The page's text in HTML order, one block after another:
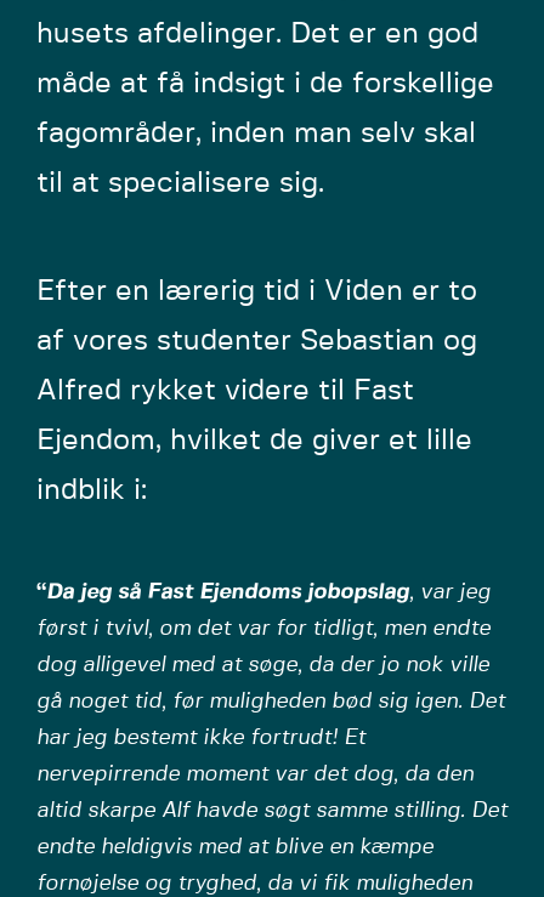
husets afdelinger. Det er en god
måde at få indsigt i de forskellige
fagområder, inden man selv skal
til at specialisere sig.
Efter en lærerig tid i Viden er to
af vores studenter Sebastian og
Alfred rykket videre til Fast
Ejendom, hvilket de giver et lille
indblik i:
“Da jeg så Fast Ejendoms jobopslag, var jeg
først i tvivl, om det var for tidligt, men endte
dog alligevel med at søge, da der jo nok ville
gå noget tid, før muligheden bød sig igen. Det
har jeg bestemt ikke fortrudt! Et
nervepirrende moment var det dog, da den
altid skarpe Alf havde søgt samme stilling. Det
endte heldigvis med at blive en kæmpe
fornøjelse og tryghed, da vi fik muligheden